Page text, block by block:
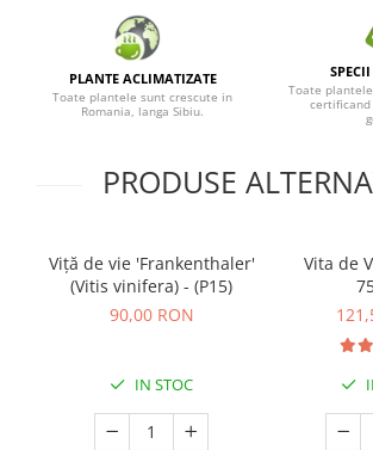
PLANTE ACLIMATIZATE
Toate plantele sunt crescute in
Romania, langa Sibiu.
Toate
certificand
PRODUSE
Viță de vie 'Frankenthaler'
(Vitis vinifera) - (P15)
90,00 RON
IN STOC
Vita de